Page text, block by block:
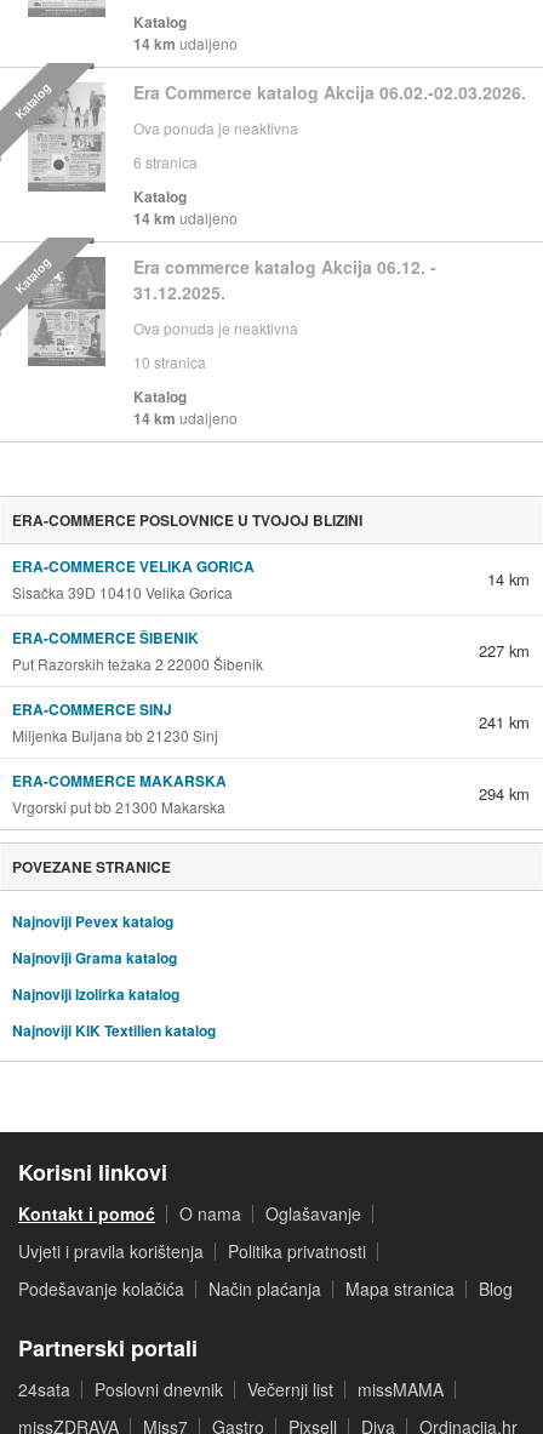
Katalog
14 km udaljeno
Era Commerce katalog Akcija 06.02.-02.03.2026.
Ova ponuda je neaktivna
6 stranica
Katalog
14 km udaljeno
Katalog
Era commerce katalog Akcija 06.12. -
31.12.2025.
Ova ponuda je neaktivna
10 stranica
Katalog
14 km udaljeno
Katalog
ERA-COMMERCE POSLOVNICE U TVOJOJ BLIZINI
ERA-COMMERCE VELIKA GORICA
Sisačka 39D 10410 Velika Gorica
14 km
ERA-COMMERCE ŠIBENIK
Put Razorskih težaka 2 22000 Šibenik
227 km
ERA-COMMERCE SINJ
Miljenka Buljana bb 21230 Sinj
241 km
ERA-COMMERCE MAKARSKA
Vrgorski put bb 21300 Makarska
294 km
POVEZANE STRANICE
Najnoviji Pevex katalog
Najnoviji Grama katalog
Najnoviji Izolirka katalog
Najnoviji KIK Textilien katalog
Korisni linkovi
Kontakt i pomoć O nama
Oglašavanje
Uvjeti i pravila korištenja
Politika privatnosti
Podešavanje kolačića
Način plaćanja Mapa stranica Blog
Partnerski portali
24sata Poslovni dnevnik Večernji list
missMAMA
missZDRAVA
Miss7 Gastro Pixsell Diva Ordinacija.hr